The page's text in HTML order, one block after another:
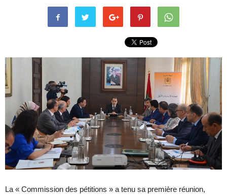
La « Commission des pétitions » a tenu sa première réunion,